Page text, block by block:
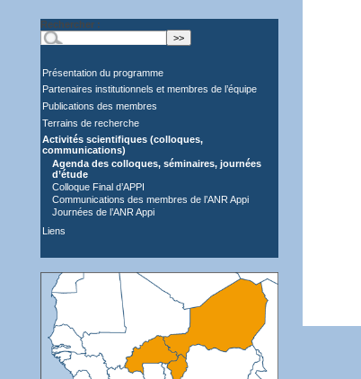
Rechercher :
Présentation du programme
Partenaires institutionnels et membres de l’équipe
Publications des membres
Terrains de recherche
Activités scientifiques (colloques,
communications)
Agenda des colloques, séminaires, journées
d’étude
Colloque Final d’APPI
Communications des membres de l’ANR Appi
Journées de l’ANR Appi
Liens